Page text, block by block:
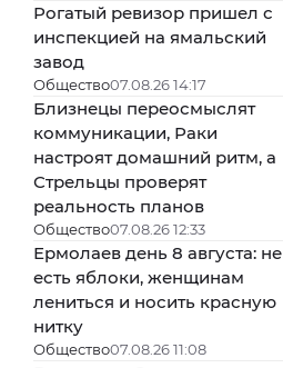
Рогатый ревизор пришел с
инспекцией на ямальский
завод
Общество07.08.26 14:17
Близнецы переосмыслят
коммуникации, Раки
настроят домашний ритм, а
Стрельцы проверят
реальность планов
Общество07.08.26 12:33
Ермолаев день 8 августа: не
есть яблоки, женщинам
лениться и носить красную
нитку
Общество07.08.26 11:08